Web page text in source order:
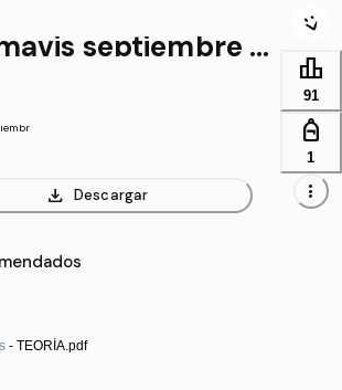
septiembre 2
download Descargar
leaderboard
91
personal_bag
1
more_vert
- TEORÍA.pdf